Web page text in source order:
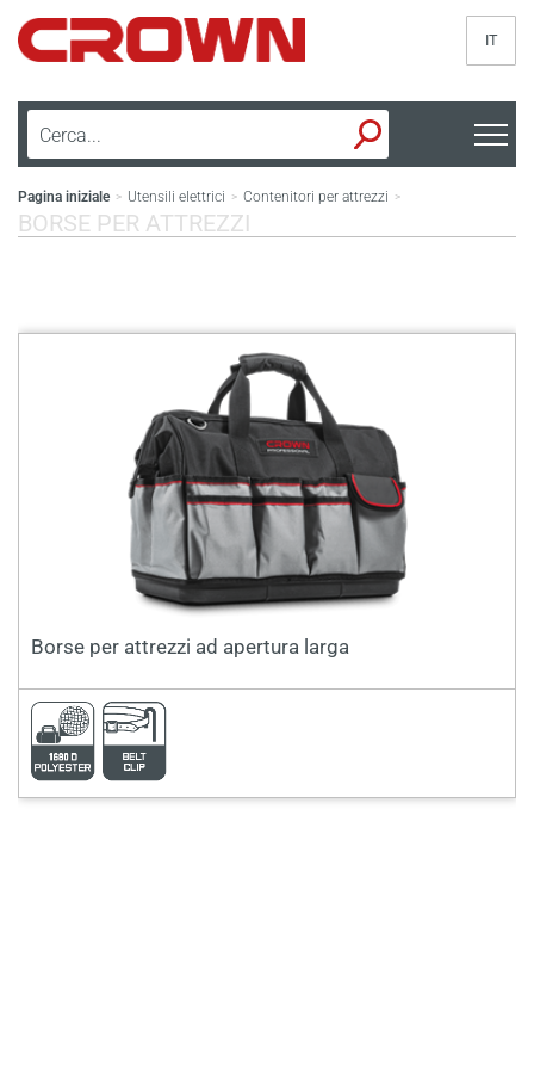
IT
Pagina iniziale > Utensili elettrici > Contenitori per attrezzi >
BORSE PER ATTREZZI
Borse per attrezzi ad apertura larga